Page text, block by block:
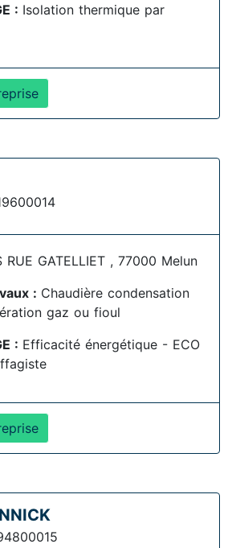
: Isolation thermique par
RUE GATELLIET , 77000 Melun
: Chaudière condensation
gaz ou fioul
: Efficacité énergétique - ECO